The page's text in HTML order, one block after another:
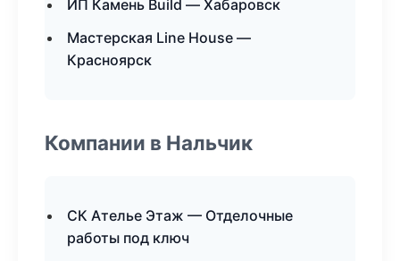
ИП Камень Build — Хабаровск
Мастерская Line House —
Красноярск
Компании в Нальчик
СК Ателье Этаж — Отделочные
работы под ключ